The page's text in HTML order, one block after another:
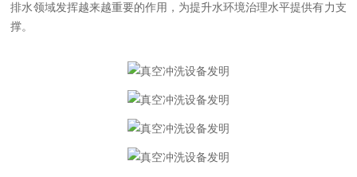
排水领域发挥越来越重要的作用，为提升水环境治理水平提供有力支
撑。